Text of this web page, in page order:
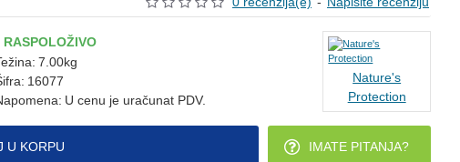
RASPOLOŽIVO
7.00kg
16077
U cenu je uračunat PDV.
Nature's
Protection
U KORPU IMATE PITANJA?